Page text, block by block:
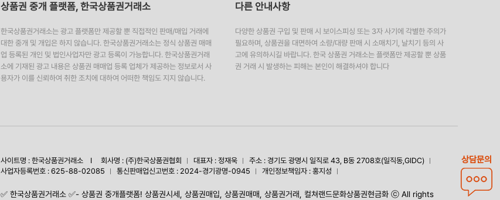
상품권 중개 플랫폼, 한국상품권거래소
한국상품권거래소는 광고 플랫폼만 제공할 뿐 직접적인 판매/매입 거래에
대한 중개 및 개입은 하지 않습니다. 한국상품권거래소는 정식 상품권 매매
업 등록된 개인 및 법인사업자만 광고 등록이 가능합니다. 한국상품권거래
소에 기재된 광고 내용은 상품권 매매업 등록 업체가 제공하는 정보로서 사
용자가 이를 신뢰하여 취한 조치에 대하여 어떠한 책임도 지지 않습니다.
다른 안내사항
다양한 상품권 구입 및 판매 시 보이스피싱 또는 3자 사기에 각별한 주의가
필요하며, 상품권을 대면하여 소량/대량 판매 시 소매치기, 날치기 등의 사
고에 유의하시길 바랍니다. 한국 상품권 거래소는 플랫폼만 제공할 뿐 상품
권 거래 시 발생하는 피해는 본인이 해결하셔야 합니다
사이트명 : 한국상품권거래소 I 회사명 : (주)한국상품권협회 대표자 : 정재욱
주소 : 경기도 광명시 일직로 43, B동 2708호(일직동,GIDC)
사업자등록번호 : 625-88-02085
통신판매업신고번호 : 2024-경기광명-0945 개인정보책임자 : 홍지성
✅️ 한국상품권거래소 ✅️- 상품권 중개플랫폼! 상품권시세, 상품권매입, 상품권매매, 상품권거래, 컬쳐랜드문화상품권현금화 ⓒ All rights
상담문의